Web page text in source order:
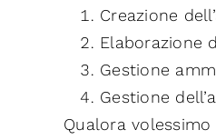
Creazione
Elaborazione
Gestione
Gestione
Qualora